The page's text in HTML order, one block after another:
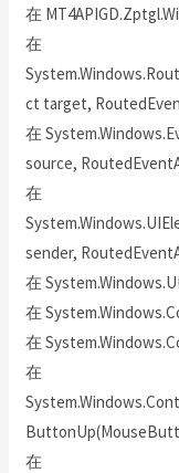
在
在
ct target,
在
source,
在
sender,
在
在
在
在
在